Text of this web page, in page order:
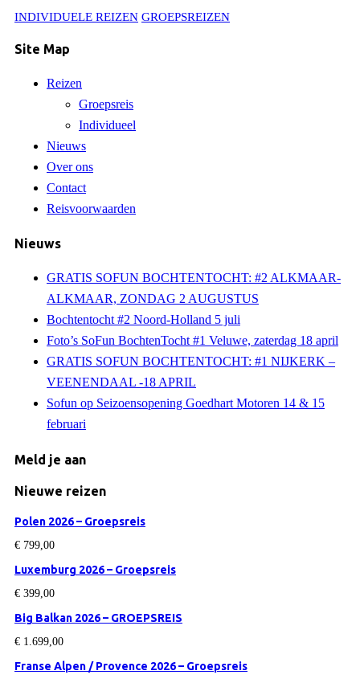
INDIVIDUELE REIZEN GROEPSREIZEN
Site Map
Reizen
Groepsreis
Individueel
Nieuws
Over ons
Contact
Reisvoorwaarden
Nieuws
GRATIS SOFUN BOCHTENTOCHT: #2 ALKMAAR-
ALKMAAR, ZONDAG 2 AUGUSTUS
Bochtentocht #2 Noord-Holland 5 juli
Foto’s SoFun BochtenTocht #1 Veluwe, zaterdag 18 april
GRATIS SOFUN BOCHTENTOCHT: #1 NIJKERK –
VEENENDAAL -18 APRIL
Sofun op Seizoensopening Goedhart Motoren 14 & 15
februari
Meld je aan
Nieuwe reizen
Polen 2026 – Groepsreis
€ 799,00
Luxemburg 2026 – Groepsreis
€ 399,00
Big Balkan 2026 – GROEPSREIS
€ 1.699,00
Franse Alpen / Provence 2026 – Groepsreis